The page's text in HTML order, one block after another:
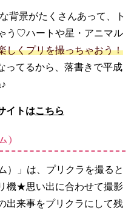
背景がたくさんあって、ト
う♡ハートや星・アニマル
しくプリを撮っちゃおう！
ってるから、落書きで平成
イトはこちら
）」は、プリクラを撮ると
機★思い出に合わせて撮影
出来事をプリクラにして残